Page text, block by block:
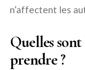
n’affectent les
Quelles
prendre ?